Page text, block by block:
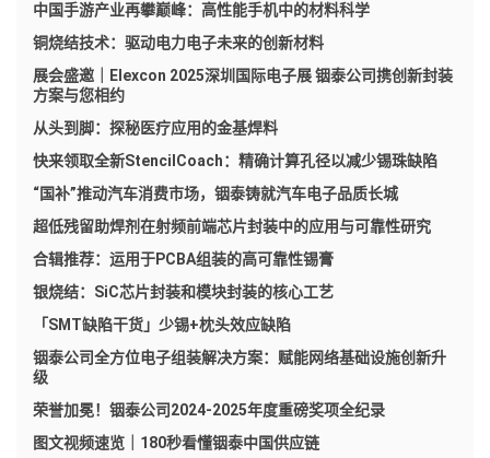
中国手游产业再攀巅峰：高性能手机中的材料科学
铜烧结技术：驱动电力电子未来的创新材料
展会盛邀｜Elexcon 2025深圳国际电子展 铟泰公司携创新封装
方案与您相约
从头到脚：探秘医疗应用的金基焊料
快来领取全新StencilCoach：精确计算孔径以减少锡珠缺陷
“国补”推动汽车消费市场，铟泰铸就汽车电子品质长城
超低残留助焊剂在射频前端芯片封装中的应用与可靠性研究
合辑推荐：运用于PCBA组装的高可靠性锡膏
银烧结：SiC芯片封装和模块封装的核心工艺
「SMT缺陷干货」少锡+枕头效应缺陷
铟泰公司全方位电子组装解决方案：赋能网络基础设施创新升
级
荣誉加冕！铟泰公司2024-2025年度重磅奖项全纪录
图文视频速览｜180秒看懂铟泰中国供应链